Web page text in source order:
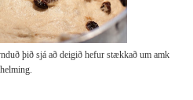
þið sjá að deigið hefur stækkað um amk
helming.